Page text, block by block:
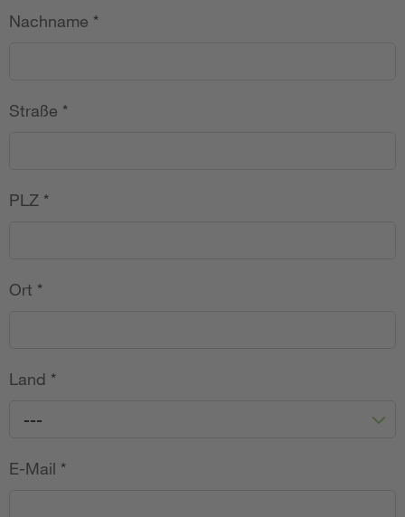
Nachname *
Straße *
PLZ *
Ort *
Land *
---
E-Mail *